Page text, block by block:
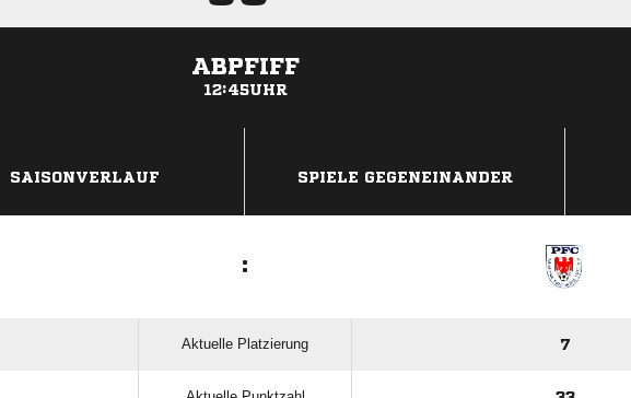
ABPFIFF
12:45UHR
SAISONVERLAUF SPIELE GEGENEINANDER
:
Aktuelle Platzierung 7